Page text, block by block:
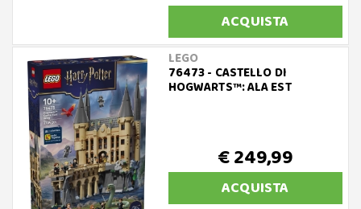
ACQUISTA
LEGO
76473 - CASTELLO DI
HOGWARTS™: ALA EST
€ 249,99
ACQUISTA